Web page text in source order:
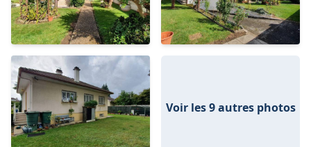
Voir les 9 autres photos